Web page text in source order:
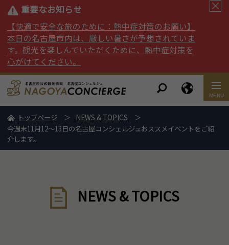
重要なお知らせ
【快適で安全な旅のために：熱中症対策のお願い】
本日の名古屋市内は、厳しい暑さが予想されていま
す。観光を楽しんでいただくために、熱中症対策を
心がけてください。
トップページ
NEWS & TOPICS
今週末11月12～13日の名古屋コンシェルジュおススメイベントをご紹
介します。
NEWS & TOPICS